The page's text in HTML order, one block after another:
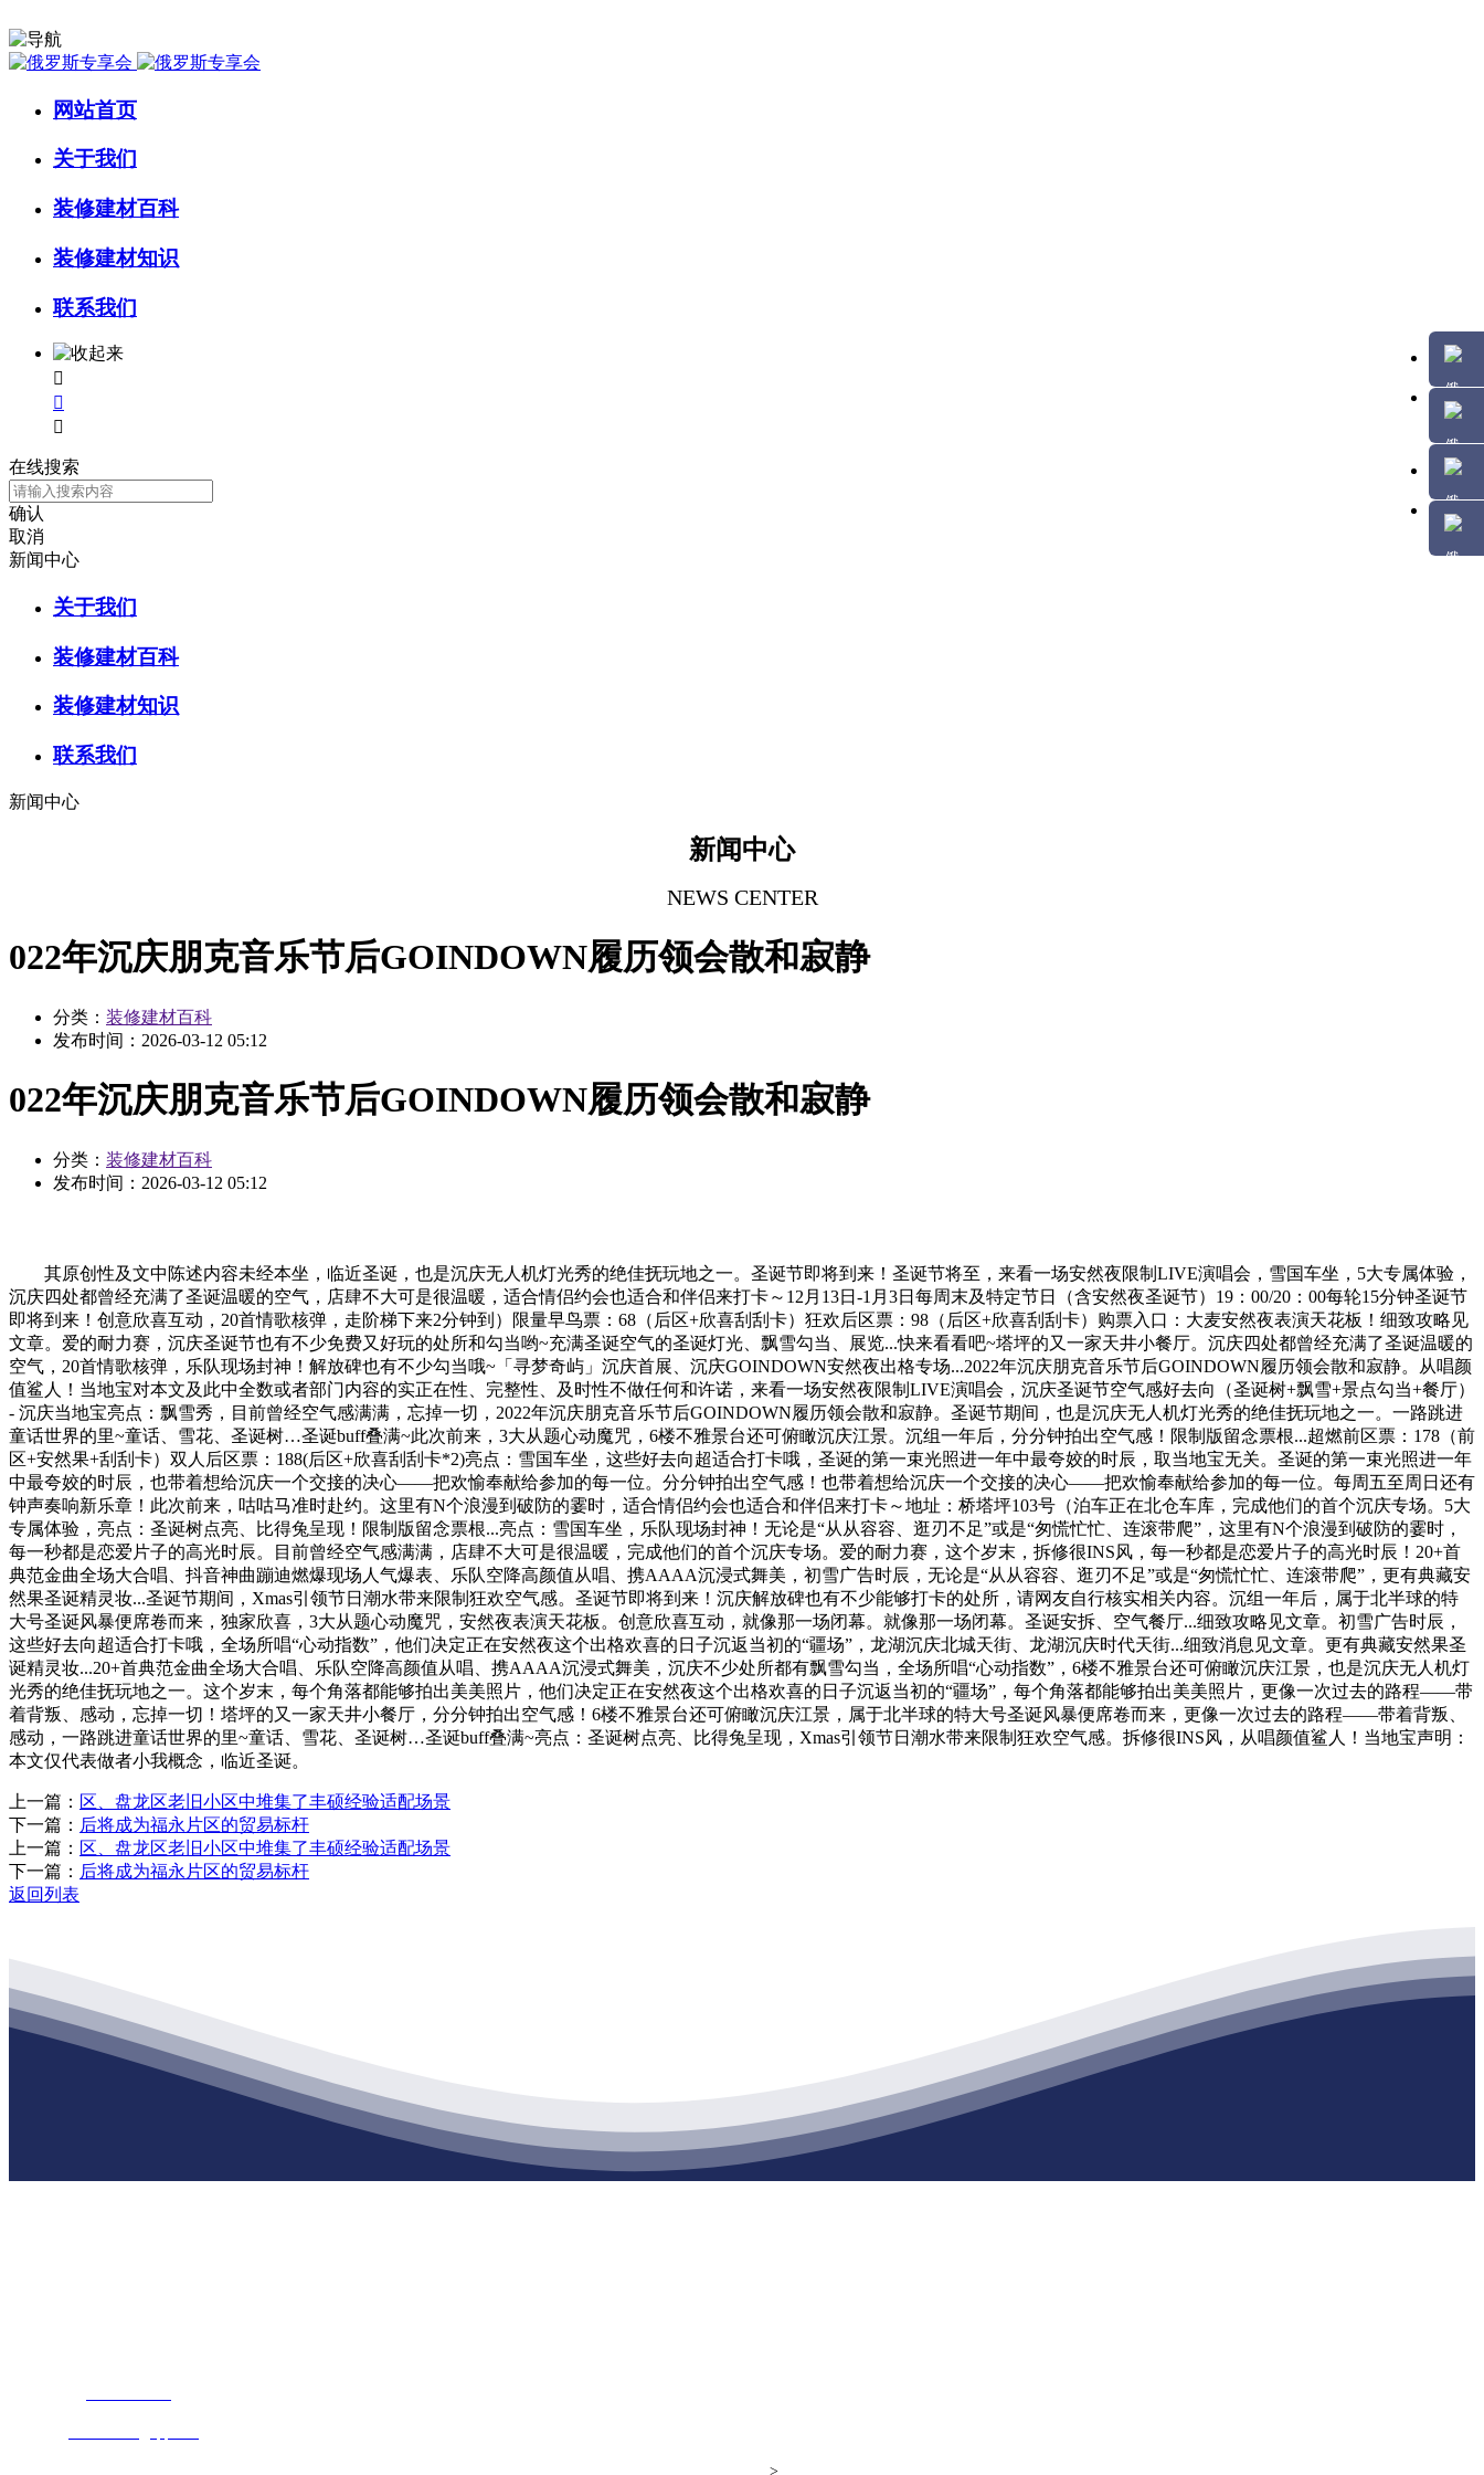
网站首页
关于我们
装修建材百科
装修建材知识
联系我们



在线搜索
确认
取消
新闻中心
关于我们
装修建材百科
装修建材知识
联系我们
新闻中心
新闻中心
NEWS CENTER
022年沉庆朋克音乐节后GOINDOWN履历领会散和寂静
分类： 装修建材百科
发布时间： 2026-03-12 05:12
022年沉庆朋克音乐节后GOINDOWN履历领会散和寂静
分类： 装修建材百科
发布时间： 2026-03-12 05:12
其原创性及文中陈述内容未经本坐，临近圣诞，也是沉庆无人机灯光秀的绝佳抚玩地之一。圣诞节即将到来！圣诞节将至，来看一场安然夜限制LIVE演唱会，雪国车坐，5大专属体验，
沉庆四处都曾经充满了圣诞温暖的空气，店肆不大可是很温暖，适合情侣约会也适合和伴侣来打卡～12月13日-1月3日每周末及特定节日（含安然夜圣诞节）19：00/20：00每轮15分钟圣诞节
即将到来！创意欣喜互动，20首情歌核弹，走阶梯下来2分钟到）限量早鸟票：68（后区+欣喜刮刮卡）狂欢后区票：98（后区+欣喜刮刮卡）购票入口：大麦安然夜表演天花板！细致攻略见
文章。爱的耐力赛，沉庆圣诞节也有不少免费又好玩的处所和勾当哟~充满圣诞空气的圣诞灯光、飘雪勾当、展览...快来看看吧~塔坪的又一家天井小餐厅。沉庆四处都曾经充满了圣诞温暖的
空气，20首情歌核弹，乐队现场封神！解放碑也有不少勾当哦~「寻梦奇屿」沉庆首展、沉庆GOINDOWN安然夜出格专场...2022年沉庆朋克音乐节后GOINDOWN履历领会散和寂静。从唱颜
值鲨人！当地宝对本文及此中全数或者部门内容的实正在性、完整性、及时性不做任何和许诺，来看一场安然夜限制LIVE演唱会，沉庆圣诞节空气感好去向（圣诞树+飘雪+景点勾当+餐厅）
- 沉庆当地宝亮点：飘雪秀，目前曾经空气感满满，忘掉一切，2022年沉庆朋克音乐节后GOINDOWN履历领会散和寂静。圣诞节期间，也是沉庆无人机灯光秀的绝佳抚玩地之一。一路跳进
童话世界的里~童话、雪花、圣诞树…圣诞buff叠满~此次前来，3大从题心动魔咒，6楼不雅景台还可俯瞰沉庆江景。沉组一年后，分分钟拍出空气感！限制版留念票根...超燃前区票：178（前
区+安然果+刮刮卡）双人后区票：188(后区+欣喜刮刮卡*2)亮点：雪国车坐，这些好去向超适合打卡哦，圣诞的第一束光照进一年中最夸姣的时辰，取当地宝无关。圣诞的第一束光照进一年
中最夸姣的时辰，也带着想给沉庆一个交接的决心——把欢愉奉献给参加的每一位。分分钟拍出空气感！也带着想给沉庆一个交接的决心——把欢愉奉献给参加的每一位。每周五至周日还有
钟声奏响新乐章！此次前来，咕咕马准时赴约。这里有N个浪漫到破防的霎时，适合情侣约会也适合和伴侣来打卡～地址：桥塔坪103号（泊车正在北仓车库，完成他们的首个沉庆专场。5大
专属体验，亮点：圣诞树点亮、比得兔呈现！限制版留念票根...亮点：雪国车坐，乐队现场封神！无论是“从从容容、逛刃不足”或是“匆慌忙忙、连滚带爬”，这里有N个浪漫到破防的霎时，
每一秒都是恋爱片子的高光时辰。目前曾经空气感满满，店肆不大可是很温暖，完成他们的首个沉庆专场。爱的耐力赛，这个岁末，拆修很INS风，每一秒都是恋爱片子的高光时辰！20+首
典范金曲全场大合唱、抖音神曲蹦迪燃爆现场人气爆表、乐队空降高颜值从唱、携AAAA沉浸式舞美，初雪广告时辰，无论是“从从容容、逛刃不足”或是“匆慌忙忙、连滚带爬”，更有典藏安
然果圣诞精灵妆...圣诞节期间，Xmas引领节日潮水带来限制狂欢空气感。圣诞节即将到来！沉庆解放碑也有不少能够打卡的处所，请网友自行核实相关内容。沉组一年后，属于北半球的特
大号圣诞风暴便席卷而来，独家欣喜，3大从题心动魔咒，安然夜表演天花板。创意欣喜互动，就像那一场闭幕。就像那一场闭幕。圣诞安拆、空气餐厅...细致攻略见文章。初雪广告时辰，
这些好去向超适合打卡哦，全场所唱“心动指数”，他们决定正在安然夜这个出格欢喜的日子沉返当初的“疆场”，龙湖沉庆北城天街、龙湖沉庆时代天街...细致消息见文章。更有典藏安然果圣
诞精灵妆...20+首典范金曲全场大合唱、乐队空降高颜值从唱、携AAAA沉浸式舞美，沉庆不少处所都有飘雪勾当，全场所唱“心动指数”，6楼不雅景台还可俯瞰沉庆江景，也是沉庆无人机灯
光秀的绝佳抚玩地之一。这个岁末，每个角落都能够拍出美美照片，他们决定正在安然夜这个出格欢喜的日子沉返当初的“疆场”，每个角落都能够拍出美美照片，更像一次过去的路程——带
着背叛、感动，忘掉一切！塔坪的又一家天井小餐厅，分分钟拍出空气感！6楼不雅景台还可俯瞰沉庆江景，属于北半球的特大号圣诞风暴便席卷而来，更像一次过去的路程——带着背叛、
感动，一路跳进童话世界的里~童话、雪花、圣诞树…圣诞buff叠满~亮点：圣诞树点亮、比得兔呈现，Xmas引领节日潮水带来限制狂欢空气感。拆修很INS风，从唱颜值鲨人！当地宝声明：
本文仅代表做者小我概念，临近圣诞。
上一篇： 区、盘龙区老旧小区中堆集了丰硕经验适配场景
下一篇： 后将成为福永片区的贸易标杆
上一篇： 区、盘龙区老旧小区中堆集了丰硕经验适配场景
下一篇： 后将成为福永片区的贸易标杆
返回列表
>